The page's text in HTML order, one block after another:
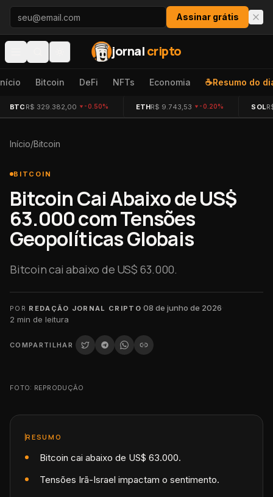
Pular para o conteúdo
Assinar grátis
jornalcripto
Bitcoin DeFi NFTs Economia ☕Resumo do
BTC R$ 329.382,00 -0.50% ETHR$ 9.743,53 -0.20% SOL
Início/Bitcoin
BITCOIN
Bitcoin Cai Abaixo de US$
63.000 com Tensões
Geopolíticas Globais
Bitcoin cai abaixo de US$ 63.000.
POR REDAÇÃO JORNAL CRIPTO·08 de junho de 2026·
2 min de leitura
COMPARTILHAR
FOTO: REPRODUÇÃO
RESUMO
Bitcoin cai abaixo de US$ 63.000.
Tensões Irã-Israel impactam o sentimento.